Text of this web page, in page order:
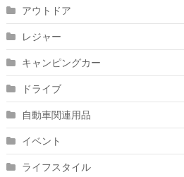
アウトドア
レジャー
キャンピングカー
ドライブ
自動車関連用品
イベント
ライフスタイル